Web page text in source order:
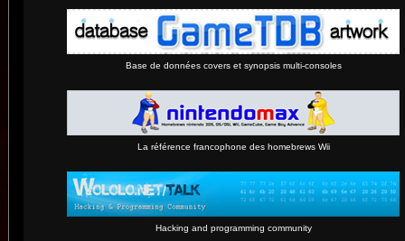
Base de données covers et synopsis multi-consoles
La référence francophone des homebrews Wii
Hacking and programming community